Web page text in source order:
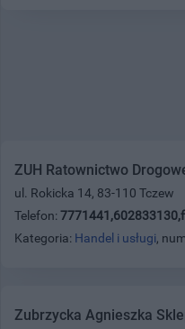
ZUH Ratownictwo
ul. Rokicka 14, 83-110 Tczew
Telefon:
Kategoria: Handel i usługi,
Zubrzycka Agnieszka